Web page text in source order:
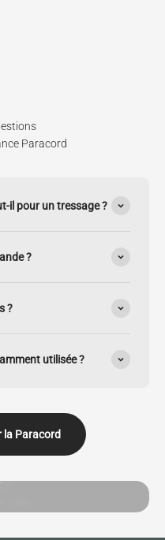
Paracord
il pour un tressage ?
?
?
utilisée ?
la Paracord
la video